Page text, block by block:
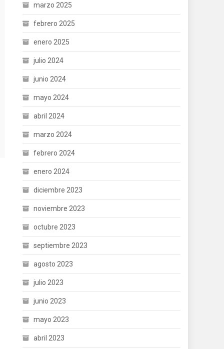
marzo 2025
febrero 2025
enero 2025
julio 2024
junio 2024
mayo 2024
abril 2024
marzo 2024
febrero 2024
enero 2024
diciembre 2023
noviembre 2023
octubre 2023
septiembre 2023
agosto 2023
julio 2023
junio 2023
mayo 2023
abril 2023